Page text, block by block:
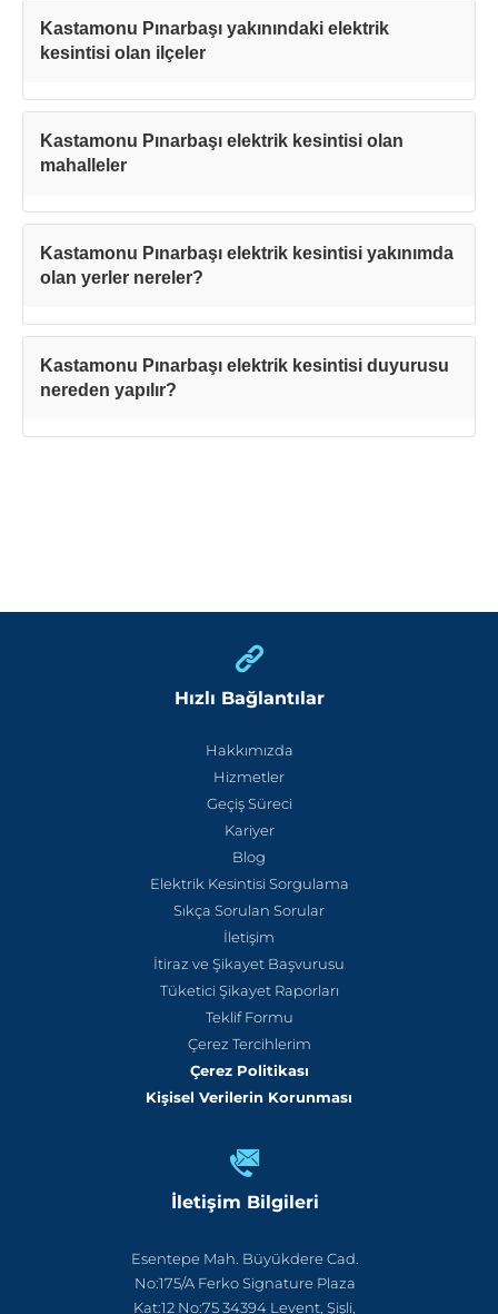
Kastamonu Pınarbaşı yakınındaki elektrik
kesintisi olan ilçeler
Kastamonu Pınarbaşı elektrik kesintisi olan
mahalleler
Kastamonu Pınarbaşı elektrik kesintisi yakınımda
olan yerler nereler?
Kastamonu Pınarbaşı elektrik kesintisi duyurusu
nereden yapılır?
Hızlı Bağlantılar
Hakkımızda
Hizmetler
Geçiş Süreci
Kariyer
Blog
Elektrik Kesintisi Sorgulama
Sıkça Sorulan Sorular
İletişim
İtiraz ve Şikayet Başvurusu
Tüketici Şikayet Raporları
Teklif Formu
Çerez Tercihlerim
Çerez Politikası
Kişisel Verilerin Korunması
İletişim Bilgileri
Esentepe Mah. Büyükdere Cad.
No:175/A Ferko Signature Plaza
Kat:12 No:75 34394 Levent, Şişli,